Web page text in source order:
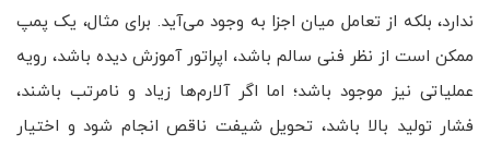
ندارد، بلکه از تعامل میان اجزا به وجود می‌آید. برای مثال، یک پمپ
ممکن است از نظر فنی سالم باشد، اپراتور آموزش دیده باشد، رویه
عملیاتی نیز موجود باشد؛ اما اگر آلارم‌ها زیاد و نامرتب باشند،
فشار تولید بالا باشد، تحویل شیفت ناقص انجام شود و اختیار